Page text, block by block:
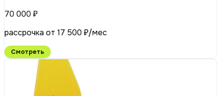
70 000 ₽
рассрочка от 17 500 ₽/мес
Смотреть